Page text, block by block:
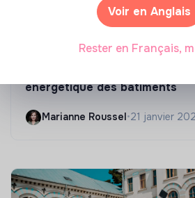
Compétences & formations
énergétique des bâtiments
Marianne Roussel•21 janvier
Voir en Anglais
Rester en Français,